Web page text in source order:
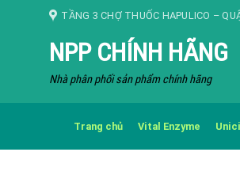
TẦNG 3 CHỢ THUỐC HAPULICO –
NPP CHÍNH HÃNG
Nhà phân phối sản phẩm chính hãng
Trang chủ Vital Enzyme